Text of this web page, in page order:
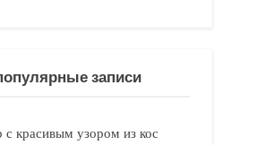
записи
с красивым узором из кос